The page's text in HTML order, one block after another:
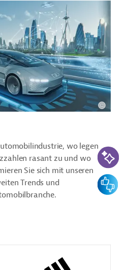
wo legen
rasant zu und wo
Sie sich mit unseren
Trends und
KI-